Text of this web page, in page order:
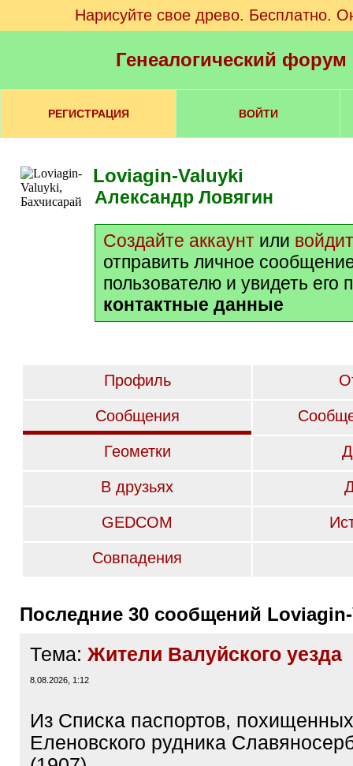
Нарисуйте свое древо. Бесплатно.
Генеалогический
РЕГИСТРАЦИЯ ВОЙТИ
Loviagin-Valuyki
Александр Ловягин
Создайте аккаунт или
отправить личное
пользователю и увидеть его
контактные данные
Профиль
Сообщения
Геометки
В друзьях
GEDCOM
Совпадения
Последние 30 сообщений
Тема: Жители Валуйского уезда
8.08.2026, 1:12
Из Списка паспортов,
Еленовского рудника